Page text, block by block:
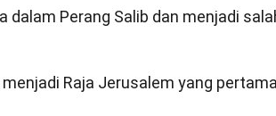
dalam Perang Salib dan menjadi
Raja Jerusalem yang